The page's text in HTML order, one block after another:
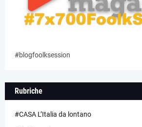
#blogfoolksession
Rubriche
#CASA L’Italia da lontano